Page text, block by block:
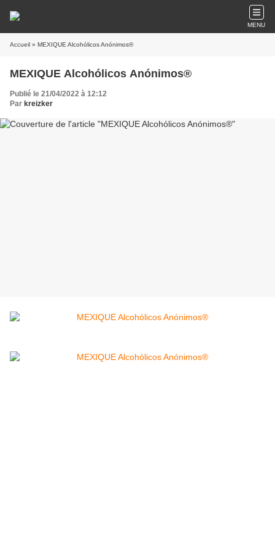
MENU
Accueil » MEXIQUE Alcohólicos Anónimos®
MEXIQUE Alcohólicos Anónimos®
Publié le 21/04/2022 à 12:12
Par kreizker